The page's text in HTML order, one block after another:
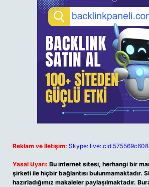
Reklam ve İletişim: Skype:
Yasal Uyarı: Bu internet sitesi, herhangi bir
şirketi ile hiçbir bağlantısı bulunmamaktadır.
hazırladığımız makaleler paylaşılmaktadır.